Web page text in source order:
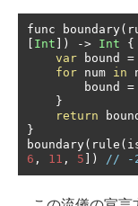
func boundary(
Int ]) -> Int
{
var bound =
for num in
        bound
=
}
return
}
boundary( rule (
6 , 11 , 5 ]) // -